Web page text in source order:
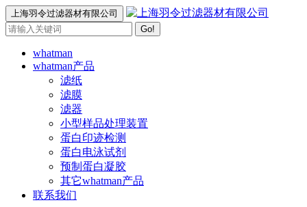
上海羽令过滤器材有限公司
Go!
whatman
whatman产品
滤纸
滤膜
滤器
小型样品处理装置
蛋白印迹检测
蛋白电泳试剂
预制蛋白凝胶
其它whatman产品
联系我们